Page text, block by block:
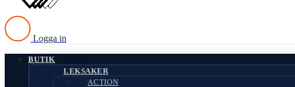
Logga in
BUTIK
LEKSAKER
ACTION